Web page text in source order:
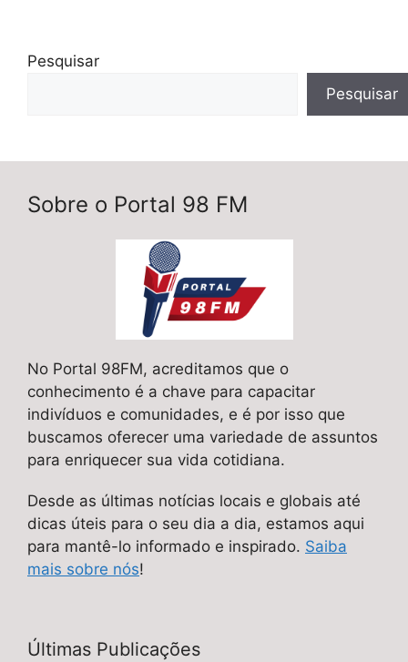
Pesquisar
Pesquisar
Sobre o Portal 98 FM
No Portal 98FM, acreditamos que o
conhecimento é a chave para capacitar
indivíduos e comunidades, e é por isso que
buscamos oferecer uma variedade de assuntos
para enriquecer sua vida cotidiana.
Desde as últimas notícias locais e globais até
dicas úteis para o seu dia a dia, estamos aqui
para mantê-lo informado e inspirado. Saiba
mais sobre nós!
Últimas Publicações